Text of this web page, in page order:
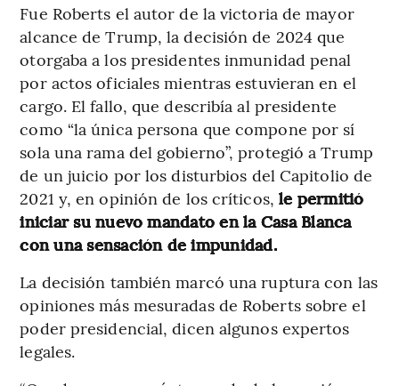
Fue Roberts el autor de la victoria de mayor
alcance de Trump, la decisión de 2024 que
otorgaba a los presidentes inmunidad penal
por actos oficiales mientras estuvieran en el
cargo. El fallo, que describía al presidente
como “la única persona que compone por sí
sola una rama del gobierno”, protegió a Trump
de un juicio por los disturbios del Capitolio de
2021 y, en opinión de los críticos, le permitió
iniciar su nuevo mandato en la Casa Blanca
con una sensación de impunidad.
La decisión también marcó una ruptura con las
opiniones más mesuradas de Roberts sobre el
poder presidencial, dicen algunos expertos
legales.